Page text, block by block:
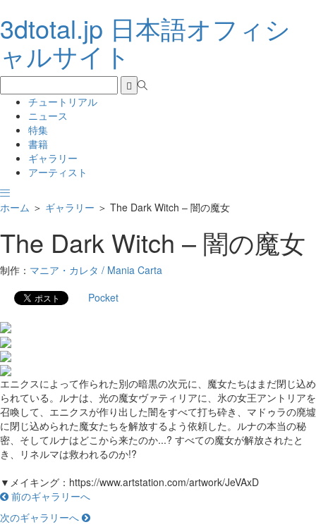
3dtotal.jp 日本語オフィシ
ャルサイト
チュートリアル
ニュース
特集
書籍
ギャラリー
アーティスト
ホーム ＞ ギャラリー ＞ The Dark Witch – 闇の魔女
The Dark Witch – 闇の魔女
制作： マニア・カレタ / Mania Carta
Pocket
エニクスによって作られた別の暗黒の次元に、魔女たちはまだ閉じ込め
られている。ルナは、光の魔女ヴァティリアに、氷の女王アントリアを
召喚して、エニクスが作り出した闇をすべて打ち砕き、マドゥラの廃墟
に閉じ込められた魔女たちを解放するよう依頼した。ルナの本当の秘
密、そしてルナはどこから来たのか...? すべての魔女が解放されたと
き、リネルマは救われるのか!?
▼メイキング：https://www.artstation.com/artwork/JeVAxD
前のギャラリーへ
次のギャラリーへ